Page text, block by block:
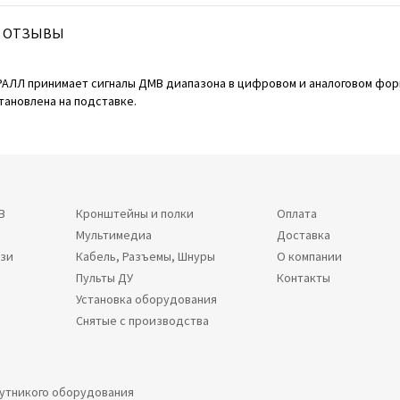
ОТЗЫВЫ
принимает сигналы ДМВ диапазона в цифровом и аналоговом
на подставке.
Кронштейны и полки
Мультимедиа
Кабель, Разъемы, Шнуры
Пульты ДУ
Установка оборудования
Снятые с производства
Оплата
Доставка
О компании
Контакты
оборудования